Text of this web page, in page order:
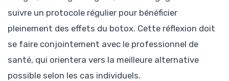
suivre un protocole régulier pour bénéficier
pleinement des effets du botox. Cette réflexion doit
se faire conjointement avec le professionnel de
santé, qui orientera vers la meilleure alternative
possible selon les cas individuels.